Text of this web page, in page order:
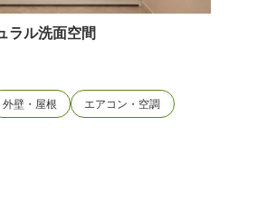
ラル洗面空間
外壁・屋根 エアコン・空調